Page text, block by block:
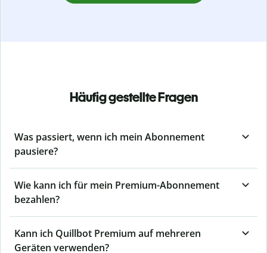
Häufig gestellte Fragen
Was passiert, wenn ich mein Abonnement
pausiere?
Wie kann ich für mein Premium-Abonnement
bezahlen?
Kann ich Quillbot Premium auf mehreren
Geräten verwenden?